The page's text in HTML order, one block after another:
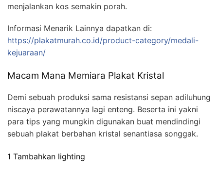
menjalankan kos semakin porah.
Informasi Menarik Lainnya dapatkan di:
https://plakatmurah.co.id/product-category/medali-
kejuaraan/
Macam Mana Memiara Plakat Kristal
Demi sebuah produksi sama resistansi sepan adiluhung
niscaya perawatannya lagi enteng. Beserta ini yakni
para tips yang mungkin digunakan buat mendindingi
sebuah plakat berbahan kristal senantiasa songgak.
1 Tambahkan lighting